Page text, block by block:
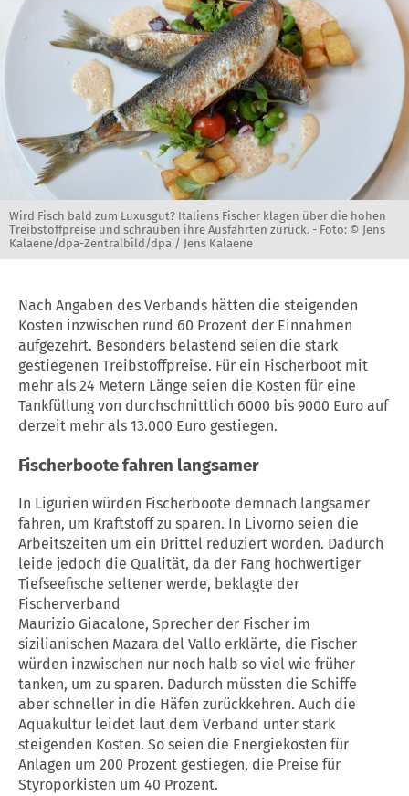
Wird Fisch bald zum Luxusgut? Italiens Fischer klagen über die hohen
Treibstoffpreise und schrauben ihre Ausfahrten zurück. - Foto: © Jens
Kalaene/dpa-Zentralbild/dpa / Jens Kalaene
Nach Angaben des Verbands hätten die steigenden
Kosten inzwischen rund 60 Prozent der Einnahmen
aufgezehrt. Besonders belastend seien die stark
gestiegenen Treibstoffpreise. Für ein Fischerboot mit
mehr als 24 Metern Länge seien die Kosten für eine
Tankfüllung von durchschnittlich 6000 bis 9000 Euro auf
derzeit mehr als 13.000 Euro gestiegen.
Fischerboote fahren langsamer
In Ligurien würden Fischerboote demnach langsamer
fahren, um Kraftstoff zu sparen. In Livorno seien die
Arbeitszeiten um ein Drittel reduziert worden. Dadurch
leide jedoch die Qualität, da der Fang hochwertiger
Tiefseefische seltener werde, beklagte der
Fischerverband
Maurizio Giacalone, Sprecher der Fischer im
sizilianischen Mazara del Vallo erklärte, die Fischer
würden inzwischen nur noch halb so viel wie früher
tanken, um zu sparen. Dadurch müssten die Schiffe
aber schneller in die Häfen zurückkehren. Auch die
Aquakultur leidet laut dem Verband unter stark
steigenden Kosten. So seien die Energiekosten für
Anlagen um 200 Prozent gestiegen, die Preise für
Styroporkisten um 40 Prozent.